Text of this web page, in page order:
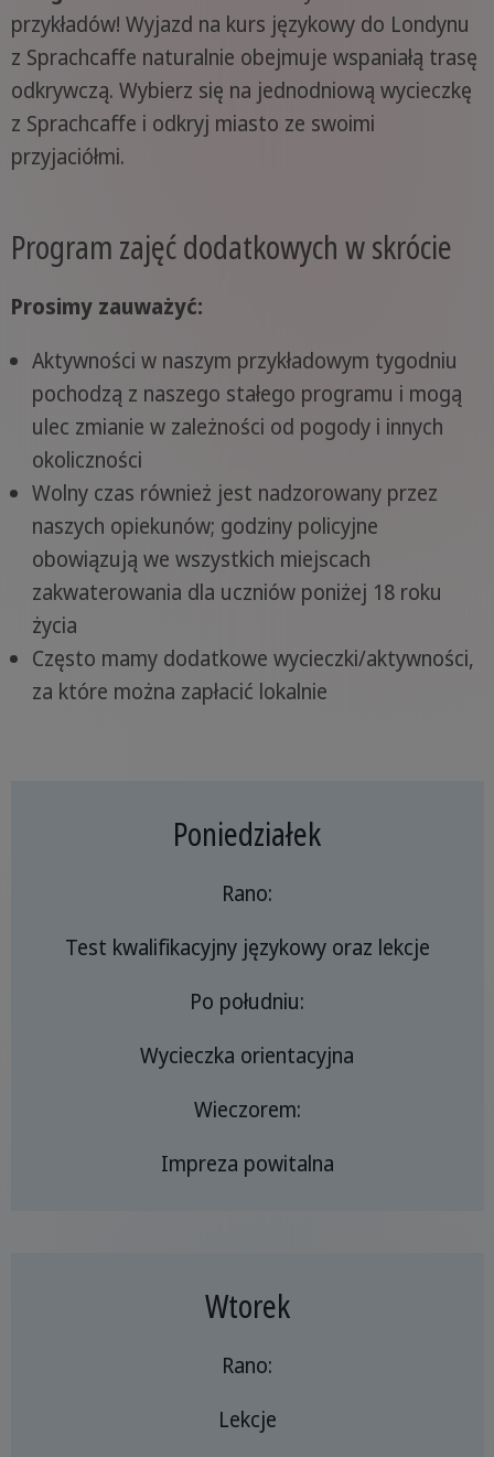
przykładów! Wyjazd na kurs językowy do Londynu
z Sprachcaffe naturalnie obejmuje wspaniałą trasę
odkrywczą. Wybierz się na jednodniową wycieczkę
z Sprachcaffe i odkryj miasto ze swoimi
przyjaciółmi.
Program zajęć dodatkowych w skrócie
Prosimy zauważyć:
Aktywności w naszym przykładowym tygodniu
pochodzą z naszego stałego programu i mogą
ulec zmianie w zależności od pogody i innych
okoliczności
Wolny czas również jest nadzorowany przez
naszych opiekunów; godziny policyjne
obowiązują we wszystkich miejscach
zakwaterowania dla uczniów poniżej 18 roku
życia
Często mamy dodatkowe wycieczki/aktywności,
za które można zapłacić lokalnie
Poniedziałek
Rano:
Test kwalifikacyjny językowy oraz lekcje
Po południu:
Wycieczka orientacyjna
Wieczorem:
Impreza powitalna
Wtorek
Rano:
Lekcje